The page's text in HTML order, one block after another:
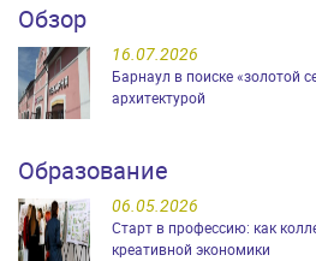
Обзор
16.07.2026
Барнаул в поиске «золотой
архитектурой
Образование
06.05.2026
Старт в профессию: как
креативной экономики